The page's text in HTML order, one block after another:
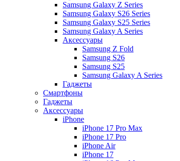
Samsung Galaxy Z Series
Samsung Galaxy S26 Series
Samsung Galaxy S25 Series
Samsung Galaxy A Series
Аксессуары
Samsung Z Fold
Samsung S26
Samsung S25
Samsung Galaxy A Series
Гаджеты
Смартфоны
Гаджеты
Аксессуары
iPhone
iPhone 17 Pro Max
iPhone 17 Pro
iPhone Air
iPhone 17